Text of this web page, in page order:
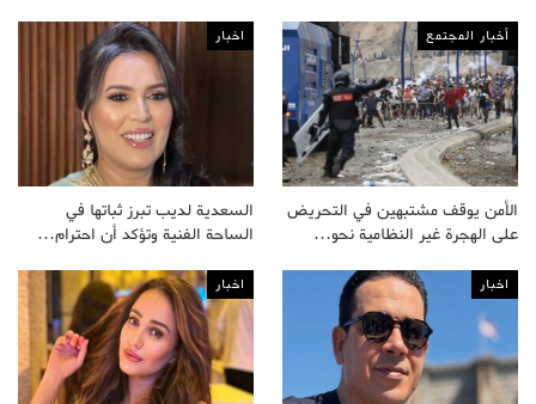
أخبار المجتمع
الأمن يوقف مشتبهين في التحريض
على الهجرة غير النظامية نحو…
اخبار
السعدية لديب تبرز ثباتها في
الساحة الفنية وتؤكد أن احترام…
اخبار اخبار